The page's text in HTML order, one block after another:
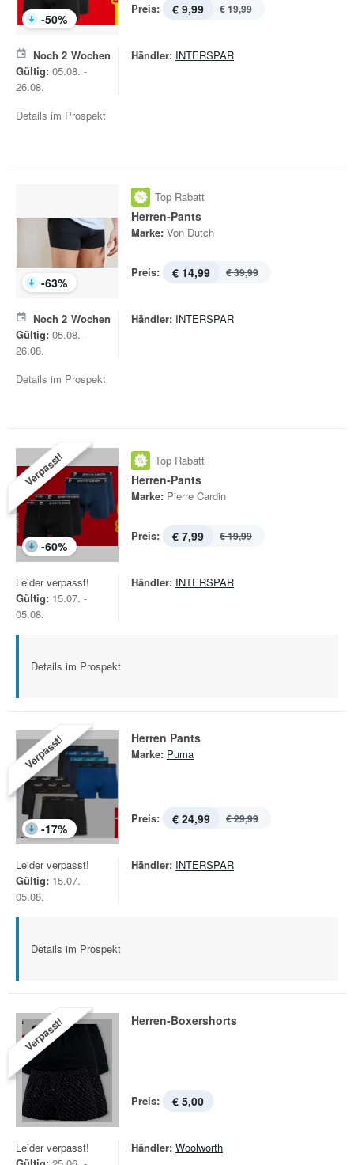
-50%
Preis: € 9,99 € 19,99
Noch 2 Wochen
Gültig: 05.08. -
26.08.
Händler: INTERSPAR
Details im Prospekt
-63%
Top Rabatt
Herren-Pants
Marke: Von Dutch
Preis: € 14,99 € 39,99
Noch 2 Wochen
Gültig: 05.08. -
26.08.
Händler: INTERSPAR
Details im Prospekt
Verpasst!
-60%
Top Rabatt
Herren-Pants
Marke: Pierre Cardin
Preis: € 7,99 € 19,99
Leider verpasst!
Gültig: 15.07. -
05.08.
Händler: INTERSPAR
Details im Prospekt
Verpasst!
-17%
Herren Pants
Marke: Puma
Preis: € 24,99 € 29,99
Leider verpasst!
Gültig: 15.07. -
05.08.
Händler: INTERSPAR
Details im Prospekt
Verpasst! Herren-Boxershorts
Preis: € 5,00
Leider verpasst!
Händler: Woolworth